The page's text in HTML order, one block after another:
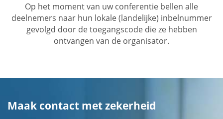
Op het moment van uw conferentie bellen alle
deelnemers naar hun lokale (landelijke) inbelnummer
gevolgd door de toegangscode die ze hebben
ontvangen van de organisator.
Maak contact met zekerheid